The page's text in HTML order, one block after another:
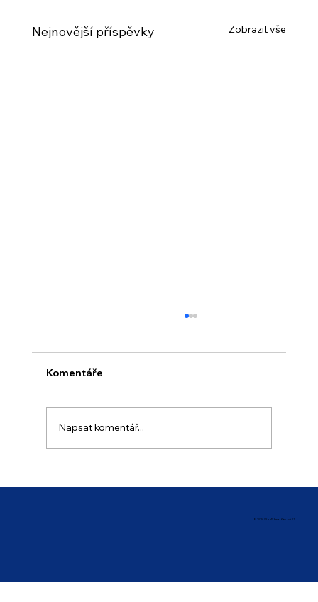
Nejnovější příspěvky Zobrazit vše
Prázdninový provoz školy
Komentáře
Napsat komentář...
© 2025 ZŠ a MŠ Brno, Křenová 21